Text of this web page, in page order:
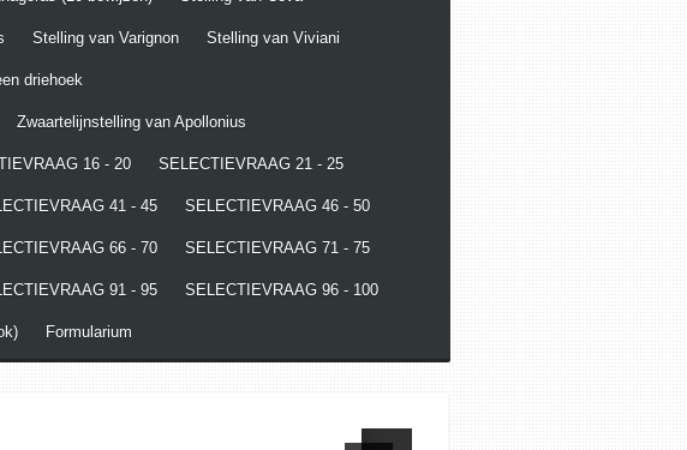
Stelling van Varignon Stelling van Viviani
driehoek
Zwaartelijnstelling van Apollonius
16 - 20 SELECTIEVRAAG 21 - 25
41 - 45 SELECTIEVRAAG 46 - 50
66 - 70 SELECTIEVRAAG 71 - 75
91 - 95 SELECTIEVRAAG 96 - 100
Formularium